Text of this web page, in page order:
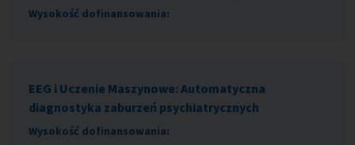
Wysokość dofinansowania:
EEG i Uczenie Maszynowe: Automatyczna
diagnostyka zaburzeń psychiatrycznych
Wysokość dofinansowania: